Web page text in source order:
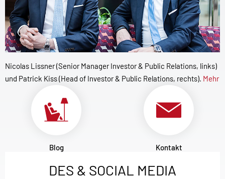
Nicolas Lissner (Senior Manager Investor & Public Relations, links)
und Patrick Kiss (Head of Investor & Public Relations, rechts). Mehr
Blog Kontakt
DES & SOCIAL MEDIA